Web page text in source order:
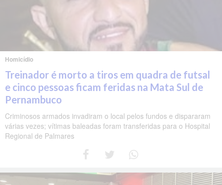
Homicídio
Treinador é morto a tiros em quadra de futsal
e cinco pessoas ficam feridas na Mata Sul de
Pernambuco
Criminosos armados invadiram o local pelos fundos e dispararam
várias vezes; vítimas baleadas foram transferidas para o Hospital
Regional de Palmares